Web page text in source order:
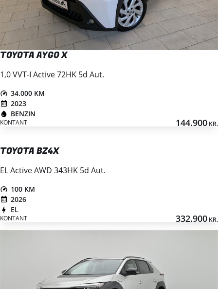
TOYOTA AYGO X
1,0 VVT-I Active 72HK 5d Aut.
34.000 KM
2023
BENZIN
KONTANT 144.900 KR.
TOYOTA BZ4X
EL Active AWD 343HK 5d Aut.
100 KM
2026
EL
KONTANT 332.900 KR.